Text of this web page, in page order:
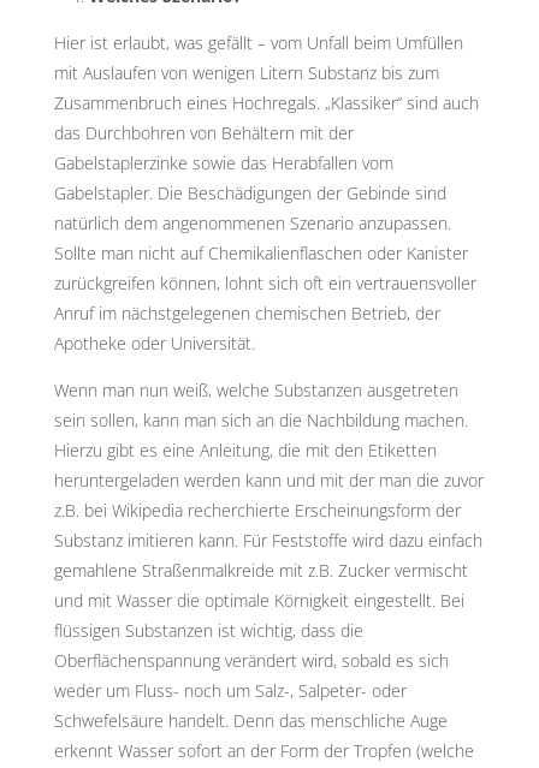
Hier ist erlaubt, was gefällt – vom Unfall beim Umfüllen
mit Auslaufen von wenigen Litern Substanz bis zum
Zusammenbruch eines Hochregals. „Klassiker“ sind auch
das Durchbohren von Behältern mit der
Gabelstaplerzinke sowie das Herabfallen vom
Gabelstapler. Die Beschädigungen der Gebinde sind
natürlich dem angenommenen Szenario anzupassen.
Sollte man nicht auf Chemikalienflaschen oder Kanister
zurückgreifen können, lohnt sich oft ein vertrauensvoller
Anruf im nächstgelegenen chemischen Betrieb, der
Apotheke oder Universität.
Wenn man nun weiß, welche Substanzen ausgetreten
sein sollen, kann man sich an die Nachbildung machen.
Hierzu gibt es eine Anleitung, die mit den Etiketten
heruntergeladen werden kann und mit der man die zuvor
z.B. bei Wikipedia recherchierte Erscheinungsform der
Substanz imitieren kann. Für Feststoffe wird dazu einfach
gemahlene Straßenmalkreide mit z.B. Zucker vermischt
und mit Wasser die optimale Körnigkeit eingestellt. Bei
flüssigen Substanzen ist wichtig, dass die
Oberflächenspannung verändert wird, sobald es sich
weder um Fluss- noch um Salz-, Salpeter- oder
Schwefelsäure handelt. Denn das menschliche Auge
erkennt Wasser sofort an der Form der Tropfen (welche